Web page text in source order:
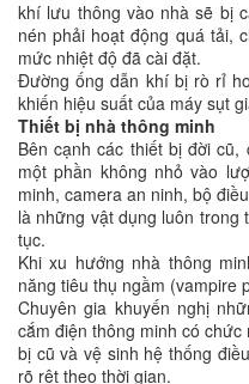
khí lưu thông vào nhà sẽ bị
nén phải hoạt động quá tải,
mức nhiệt độ đã cài đặt.
Đường ống dẫn khí bị rò rỉ
khiến hiệu suất của máy sụt
Thiết bị nhà thông minh
Bên cạnh các thiết bị đời
một phần không nhỏ vào
minh, camera an ninh, bộ
là những vật dụng luôn trong
tục.
Khi xu hướng nhà thông
năng tiêu thụ ngầm (vampire
Chuyên gia khuyến nghị
cắm điện thông minh có
bị cũ và vệ sinh hệ thống
rõ rệt theo thời gian.